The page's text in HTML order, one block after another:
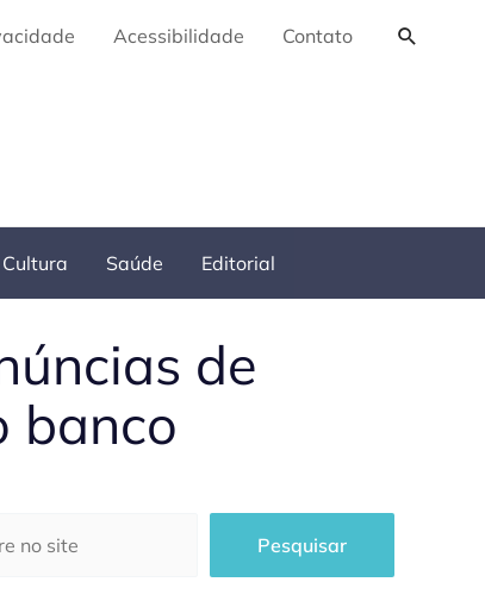
Acessibilidade Contato
Cultura Saúde Editorial
de
banco
Pesquisar